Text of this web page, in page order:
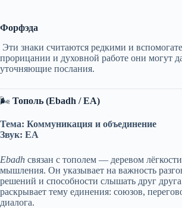
Форфэда
Эти знаки считаются редкими и
прорицании и духовной работе они могут
уточняющие послания.
🌬 Тополь (Ebadh / EA)
Тема: Коммуникация и объединение
Звук: EA
Ebadh связан с тополем — деревом
мышления. Он указывает на важность
решений и способности слышать друг
раскрывает тему единения: союзов,
диалога.